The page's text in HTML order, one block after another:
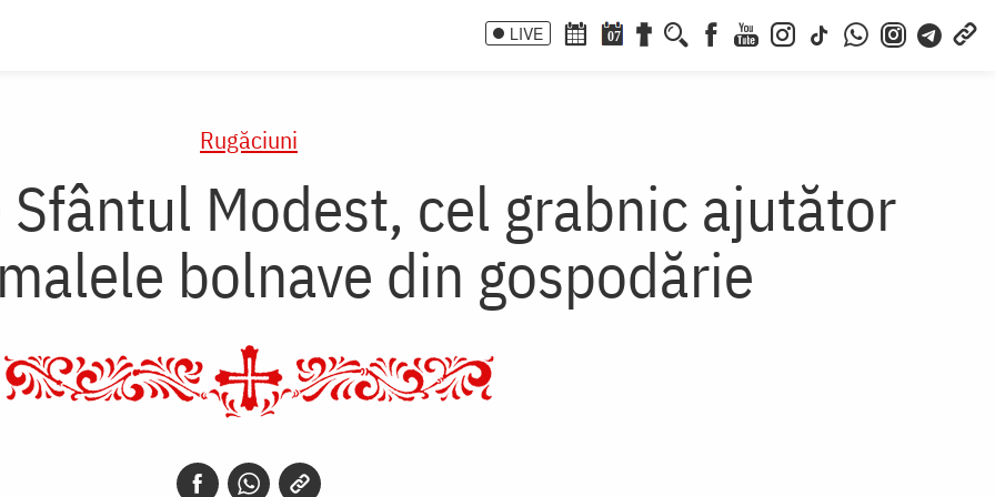
LIVE 07
Rugăciuni
Sfântul Modest, cel grabnic ajutător
bolnave din gospodărie